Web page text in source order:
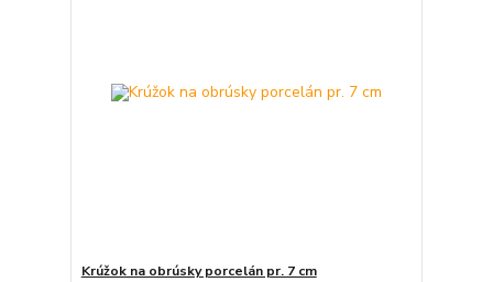
Krúžok na obrúsky porcelán pr. 7 cm